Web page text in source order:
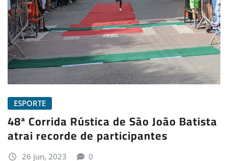
ESPORTE
48ª Corrida Rústica de São João Batista
atrai recorde de participantes
26 jun, 2023 0